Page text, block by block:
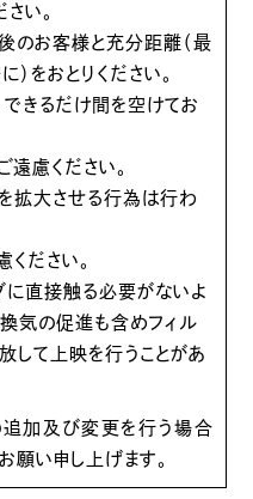
い。
のお客様と充分距離（最
）をおとりください。
きるだけ間を空けてお
慮ください。
拡大させる行為は行わ
ださい。
に直接触る必要がないよ
換気の促進も含めフィル
して上映を行うことがあ
加及び変更を行う場合
願い申し上げます。